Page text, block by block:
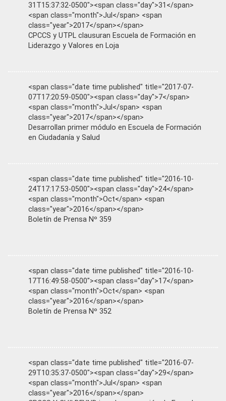
31T15:37:32-0500"><span class="day">31</span>
<span class="month">Jul</span> <span
class="year">2017</span></span>
CPCCS y UTPL clausuran Escuela de Formación en
Liderazgo y Valores en Loja
<span class="date time published" title="2017-07-
07T17:20:59-0500"><span class="day">7</span>
<span class="month">Jul</span> <span
class="year">2017</span></span>
Desarrollan primer módulo en Escuela de Formación
en Ciudadanía y Salud
<span class="date time published" title="2016-10-
24T17:17:53-0500"><span class="day">24</span>
<span class="month">Oct</span> <span
class="year">2016</span></span>
Boletín de Prensa Nº 359
<span class="date time published" title="2016-10-
17T16:49:58-0500"><span class="day">17</span>
<span class="month">Oct</span> <span
class="year">2016</span></span>
Boletín de Prensa Nº 352
<span class="date time published" title="2016-07-
29T10:35:37-0500"><span class="day">29</span>
<span class="month">Jul</span> <span
class="year">2016</span></span>